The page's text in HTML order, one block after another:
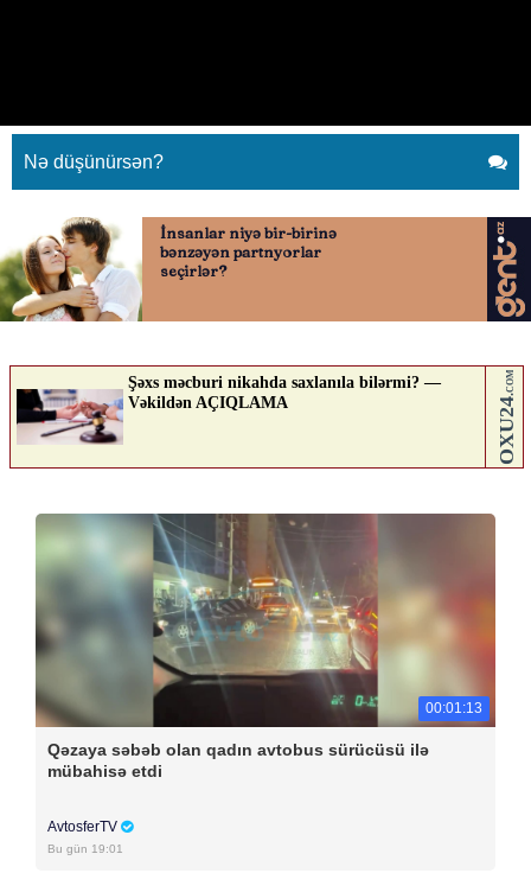
Nə düşünürsən?
00:01:13
Qəzaya səbəb olan qadın avtobus sürücüsü ilə
mübahisə etdi
AvtosferTV
Bu gün 19:01